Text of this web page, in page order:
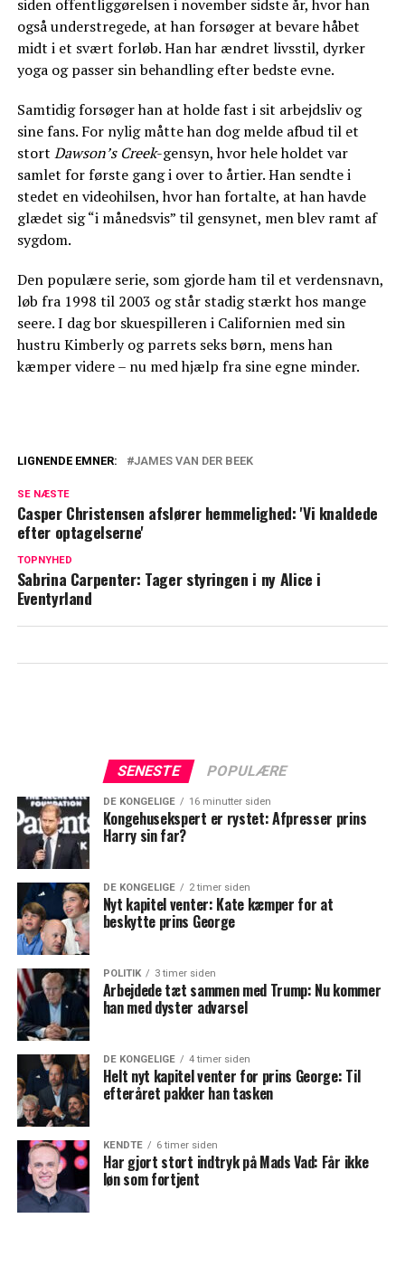
siden offentliggørelsen i november sidste år, hvor han
også understregede, at han forsøger at bevare håbet
midt i et svært forløb. Han har ændret livsstil, dyrker
yoga og passer sin behandling efter bedste evne.
Samtidig forsøger han at holde fast i sit arbejdsliv og
sine fans. For nylig måtte han dog melde afbud til et
stort Dawson’s Creek-gensyn, hvor hele holdet var
samlet for første gang i over to årtier. Han sendte i
stedet en videohilsen, hvor han fortalte, at han havde
glædet sig “i månedsvis” til gensynet, men blev ramt af
sygdom.
Den populære serie, som gjorde ham til et verdensnavn,
løb fra 1998 til 2003 og står stadig stærkt hos mange
seere. I dag bor skuespilleren i Californien med sin
hustru Kimberly og parrets seks børn, mens han
kæmper videre – nu med hjælp fra sine egne minder.
Dansk musiker hitter i Kina: Ligger
nummer et
LIGNENDE EMNER: JAMES VAN DER BEEK
SE NÆSTE
Casper Christensen afslører hemmelighed: 'Vi knaldede
efter optagelserne'
TOPNYHED
Sabrina Carpenter: Tager styringen i ny Alice i
Eventyrland
SENESTE POPULÆRE
DE KONGELIGE 16 minutter siden
Kongehusekspert er rystet: Afpresser prins
Harry sin far?
DE KONGELIGE 2 timer siden
Nyt kapitel venter: Kate kæmper for at
beskytte prins George
POLITIK 3 timer siden
Arbejdede tæt sammen med Trump: Nu kommer
han med dyster advarsel
DE KONGELIGE 4 timer siden
Helt nyt kapitel venter for prins George: Til
efteråret pakker han tasken
KENDTE 6 timer siden
Har gjort stort indtryk på Mads Vad: Får ikke
løn som fortjent